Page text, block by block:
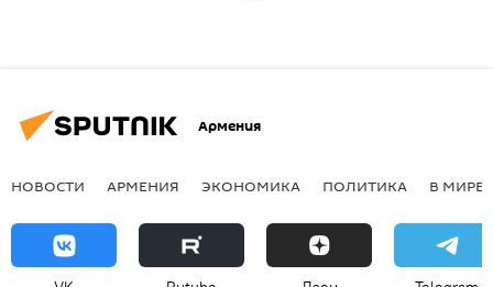
Армения
НОВОСТИ АРМЕНИЯ ЭКОНОМИКА ПОЛИТИКА В МИРЕ